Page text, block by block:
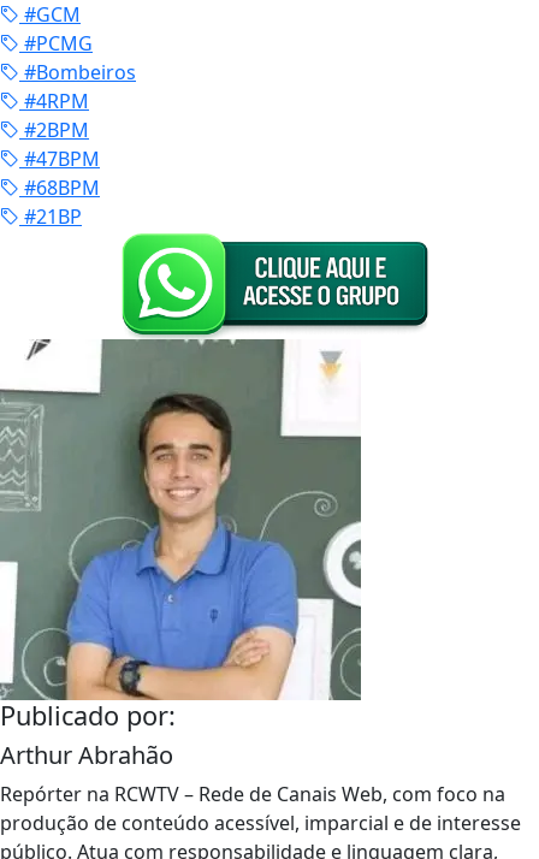
#GCM
#PCMG
#Bombeiros
#4RPM
#2BPM
#47BPM
#68BPM
#21BP
Publicado por:
Arthur Abrahão
Repórter na RCWTV – Rede de Canais Web, com foco na
produção de conteúdo acessível, imparcial e de interesse
público. Atua com responsabilidade e linguagem clara,